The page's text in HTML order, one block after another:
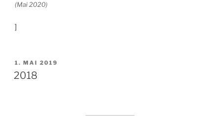
(Mai 2020)
]
VERÖFFENTLICHT
AM
1. MAI 2019
2018